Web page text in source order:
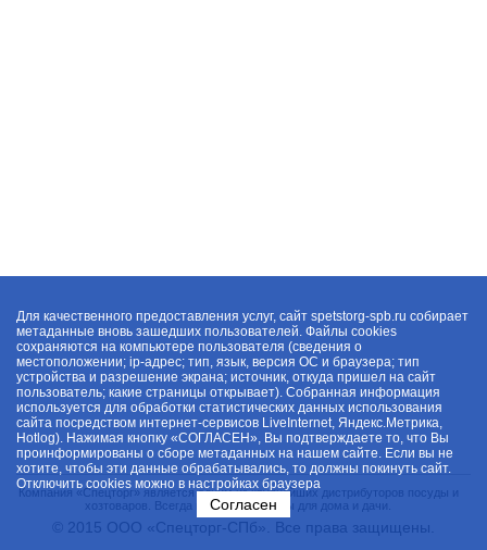
Компания «Спецторг» является одним из крупнейших дистрибуторов посуды и
хозтоваров. Всегда в наличии товары для дома и дачи.
© 2015 ООО «Спецторг-СПб». Все права защищены.
Для качественного предоставления услуг, сайт spetstorg-spb.ru собирает
метаданные вновь зашедших пользователей. Файлы cookies
сохраняются на компьютере пользователя (сведения о
местоположении; ip-адрес; тип, язык, версия ОС и браузера; тип
устройства и разрешение экрана; источник, откуда пришел на сайт
пользователь; какие страницы открывает). Собранная информация
используется для обработки статистических данных использования
сайта посредством интернет-сервисов LiveInternet, Яндекс.Метрика,
Hotlog). Нажимая кнопку «СОГЛАСЕН», Вы подтверждаете то, что Вы
проинформированы о сборе метаданных на нашем сайте. Если вы не
хотите, чтобы эти данные обрабатывались, то должны покинуть сайт.
Отключить cookies можно в настройках браузера
Согласен